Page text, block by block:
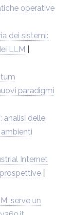
operative
dei sistemi:
LLM
paradigmi
analisi delle
Internet
serve un